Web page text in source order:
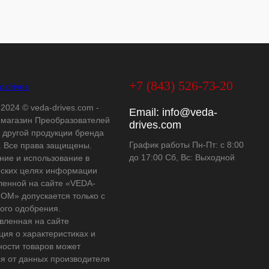
© veda-drives.com -
Преобразователей
другой продукции бренда
Все права защищены.
и использование в
целях информации
на сайте «VEDA-
допускается только с
одобрения.
на сайте
о характеристиках и
товаров может
от данных производителя
+7 (843) 526-73-20
Email: info@veda-
drives.com
График работы Пн-Пт: с 8:00
до 17:00 Сб, Вс: Выходной